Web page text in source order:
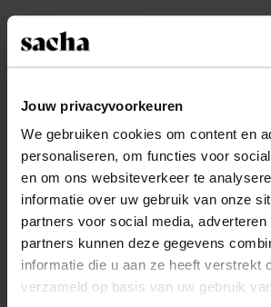
Jouw privacyvoorkeuren
We gebruiken cookies om content en
personaliseren, om functies voor
en om ons websiteverkeer te
informatie over uw gebruik van onze
partners voor social media,
partners kunnen deze gegevens
informatie die u aan ze heeft verstrekt
verzameld op basis van uw gebruik